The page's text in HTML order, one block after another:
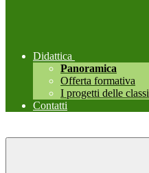
Didattica
Panoramica
Offerta formativa
I progetti delle classi
Contatti